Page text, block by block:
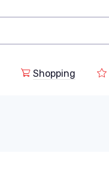
Shopping